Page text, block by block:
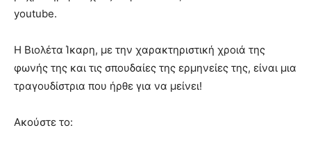
youtube.
Η Βιολέτα Ίκαρη, με την χαρακτηριστική χροιά της
φωνής της και τις σπουδαίες της ερμηνείες της, είναι μια
τραγουδίστρια που ήρθε για να μείνει!
Ακούστε το: